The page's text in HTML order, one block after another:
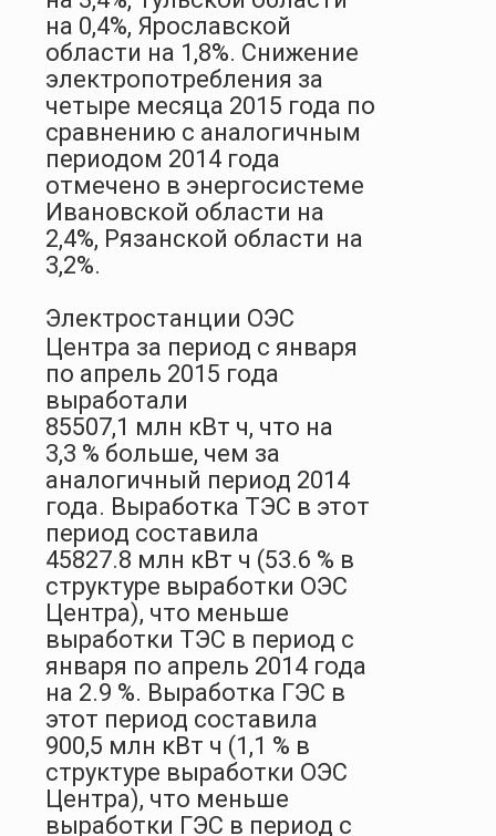
на 0,4%, Ярославской
области на 1,8%. Снижение
электропотребления за
четыре месяца 2015 года по
сравнению с аналогичным
периодом 2014 года
отмечено в энергосистеме
Ивановской области на
2,4%, Рязанской области на
3,2%.
Электростанции ОЭС
Центра за период с января
по апрель 2015 года
выработали
85507,1 млн кВт ч, что на
3,3 % больше, чем за
аналогичный период 2014
года. Выработка ТЭС в этот
период составила
45827.8 млн кВт ч (53.6 % в
структуре выработки ОЭС
Центра), что меньше
выработки ТЭС в период с
января по апрель 2014 года
на 2.9 %. Выработка ГЭС в
этот период составила
900,5 млн кВт ч (1,1 % в
структуре выработки ОЭС
Центра), что меньше
выработки ГЭС в период с